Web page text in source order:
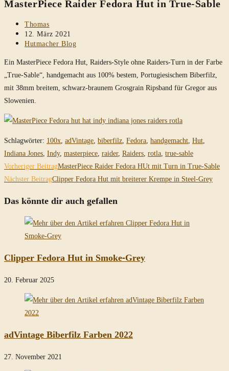
durchsuchen
MasterPiece Raider Fedora Hut in True-Sable
Beitrags-
Autor:
Thomas
Beitrag
veröffentlicht:
12. März 2021
Beitrags-
Hutmacher Blog
Ein MasterPiece Fedora Hut, Raiders-Style ohne Raiders-Turn in der Farbe
„True-Sable“, handgemacht aus 100% bestem, Portugiesischem Biberfilz,
mit 38mm breitem, schwarz-braunem Grosgrain Ripsband für Gregor aus
Slowenien.
Schlagwörter: 100x, adVintage, biberfilz, Fedora, handgemacht, Hut,
Indiana Jones, Indy, masterpiece, raider, Raiders, rotla, true-sable
Weitere
Artikel
ansehen
Vorheriger BeitragMasterPiece Raider Fedora HUt mit Turn in True-Sable
Nächster BeitragClipper Fedora Hut mit breiterer Krempe in Steel-Grey
Das könnte dir auch gefallen
Clipper Fedora Hut in Smoke-Grey
20. Februar 2025
adVintage Biberfilz Farben 2022
27. November 2021